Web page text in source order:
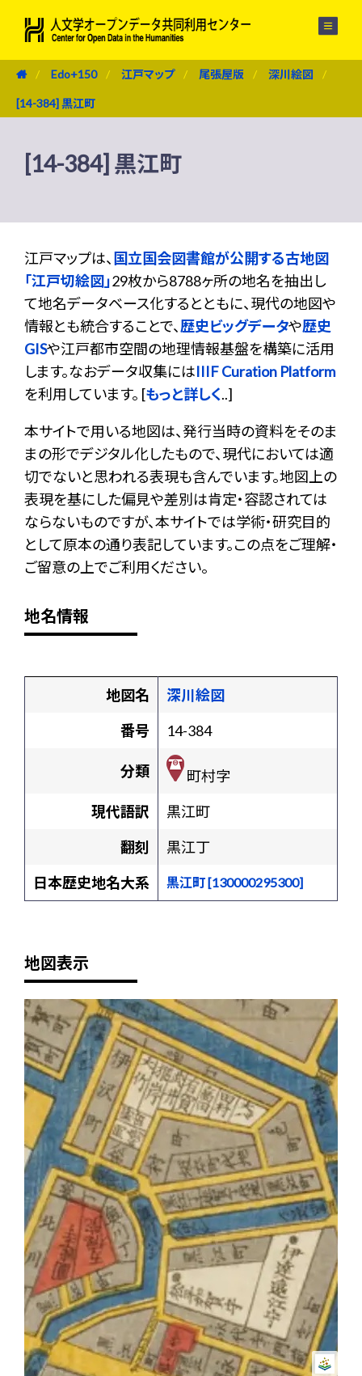
Edo+150 江戸マップ 尾張屋版 深川絵図
[14-384] 黒江町
[14-384] 黒江町
江戸マップは、 国立国会図書館が公開する古地図
「江戸切絵図」29枚から8788ヶ所の地名を抽出し
て地名データベース化するとともに、現代の地図や
情報とも統合することで、歴史ビッグデータや歴史
GISや江戸都市空間の地理情報基盤を構築に活用
します。なおデータ収集にはIIIF Curation Platform
を利用しています。 [もっと詳しく..]
本サイトで用いる地図は、発行当時の資料をそのま
まの形でデジタル化したもので、現代においては適
切でないと思われる表現も含んでいます。地図上の
表現を基にした偏見や差別は肯定・容認されては
ならないものですが、本サイトでは学術・研究目的
として原本の通り表記しています。この点をご理解・
ご留意の上でご利用ください。
地名情報
地図名
深川絵図
番号
14-384
分類
町村字
現代語訳
黒江町
翻刻
黒江丁
日本歴史地名大系
黒江町 [130000295300]
地図表示
+
-